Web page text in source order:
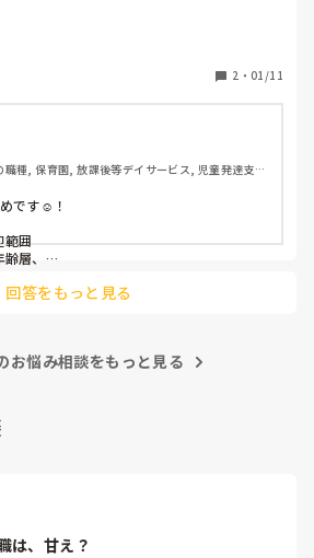
を出しているので、その際に質問でき
ろしくお願いします！
2 ・ 01/11
職種, 保育園, 放課後等デイサービス, 児童発達支援
です☺️！
範囲
層、
の資格、
！
回答をもっと見る
お悩み相談をもっと見る
は、甘え？